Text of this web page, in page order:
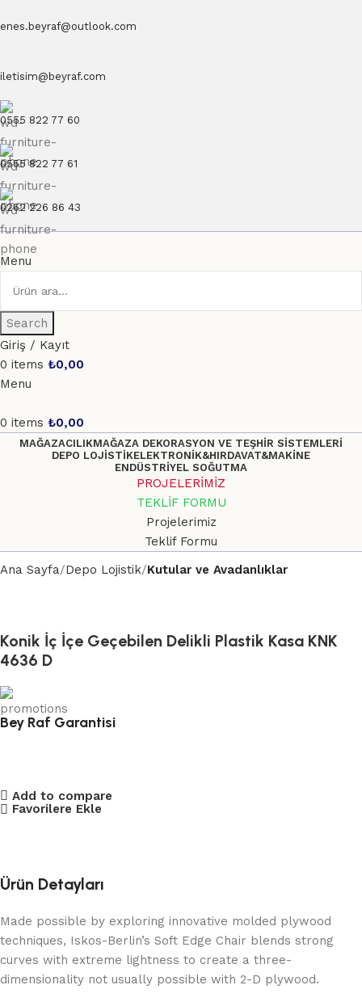
enes.beyraf@outlook.com
iletisim@beyraf.com
0555 822 77 60
0555 822 77 61
0262 226 86 43
Menu
Search
Giriş / Kayıt
0 items ₺0,00
Menu
0 items ₺0,00
MAĞAZACILIKMAĞAZA DEKORASYON VE TEŞHİR SİSTEMLERİ
DEPO LOJİSTİKELEKTRONİK&HIRDAVAT&MAKİNE
ENDÜSTRİYEL SOĞUTMA
PROJELERİMİZ
TEKLİF FORMU
Projelerimiz
Teklif Formu
Ana Sayfa Depo Lojistik Kutular ve Avadanlıklar
Konik İç İçe Geçebilen Delikli Plastik Kasa KNK
4636 D
Bey Raf Garantisi
Add to compare
Favorilere Ekle
Ürün Detayları
Made possible by exploring innovative molded plywood
techniques, Iskos-Berlin’s Soft Edge Chair blends strong
curves with extreme lightness to create a three-
dimensionality not usually possible with 2-D plywood.